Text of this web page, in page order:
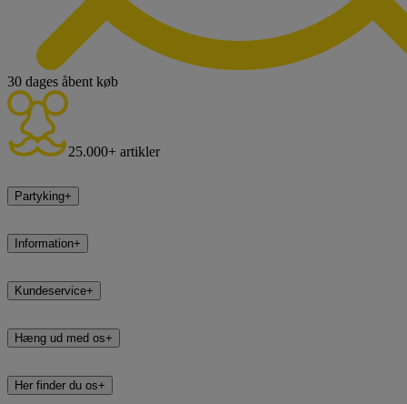
30 dages åbent køb
25.000+ artikler
Partyking+
Information+
Kundeservice+
Hæng ud med os+
Her finder du os+